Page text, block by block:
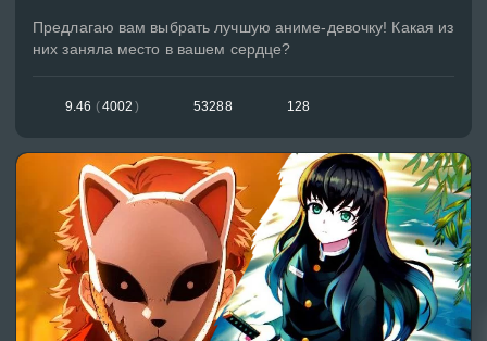
Предлагаю вам выбрать лучшую аниме-девочку! Какая из
них заняла место в вашем сердце?
9.46 (4002 ) 53288 128